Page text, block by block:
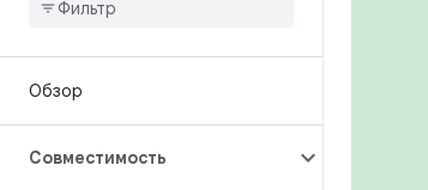
Обзор
Совместимость